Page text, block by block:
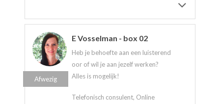
E Vosselman - box 02
Heb je behoefte aan een luisterend
oor of wil je aan jezelf werken?
Alles is mogelijk!
Telefonisch consulent, Online
Afwezig